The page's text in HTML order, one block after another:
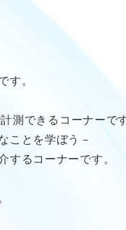
す。
測できるコーナーで
ことを学ぼう－
するコーナーです。